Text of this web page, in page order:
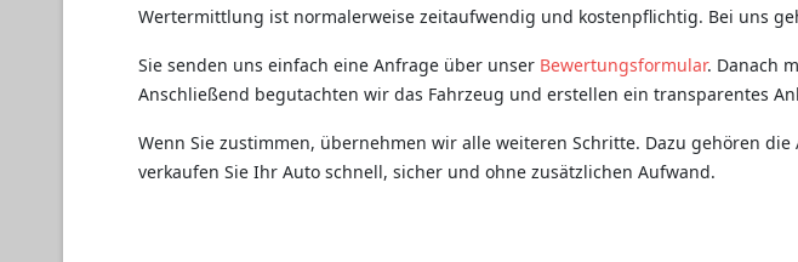
Wertermittlung ist normalerweise zeitaufwendig und kostenpflichtig. Bei uns
Sie senden uns einfach eine Anfrage über unser Bewertungsformular. Danach
Anschließend begutachten wir das Fahrzeug und erstellen ein transparentes
Wenn Sie zustimmen, übernehmen wir alle weiteren Schritte. Dazu gehören
verkaufen Sie Ihr Auto schnell, sicher und ohne zusätzlichen Aufwand.